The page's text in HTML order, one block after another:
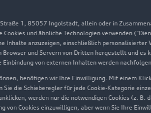
Straße 1, 85057 Ingolstadt, allein oder in
Cookies und ähnliche Technologien verwenden
Inhalte anzuzeigen, einschließlich
Browser und Servern von Dritten hergestellt und
Einbindung von externen Inhalten werden
benötigen wir Ihre Einwilligung. Mit einem
Sie die Schieberegler für jede Cookie-Kategorie
werden nur die notwendigen Cookies (z.
von Cookies einzuwilligen, aber wenn Sie Ihre
Geschäftskunden
Über Audi
Unternehmen
Karriere